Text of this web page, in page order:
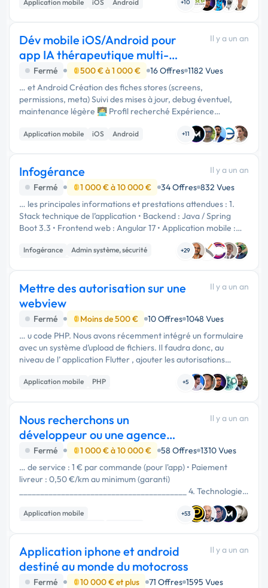
application …
Application mobile iOS Android +10
Dév mobile iOS/Android pour
app IA thérapeutique multi-
agents
Il y a un an
Fermé 500 € à 1 000 € 16 Offres 1182 Vues
… et Android Création des fiches stores (screens,
permissions, meta) Suivi des mises à jour, debug éventuel,
maintenance légère 🧑‍💻 Profil recherché Expérience
confirmée en développement mobile : soit React Native,
Flutter, ou autre techno …
Application mobile iOS Android +11
Infogérance
Il y a un an
Fermé
1 000 € à 10 000 € 34 Offres 832 Vues
… les principales informations et prestations attendues : 1.
Stack technique de l’application • Backend : Java / Spring
Boot 3.3 • Frontend web : Angular 17 • Application mobile :
Flutter 3.24 (mode hors-ligne inclus) • Base de données : …
Infogérance
Admin système, sécurité
+29
Mettre des autorisation sur une
webview
Il y a un an
Fermé Moins de 500 € 10 Offres 1048 Vues
… u code PHP. Nous avons récemment intégré un formulaire
avec un système d’upload de fichiers. Il faudra donc, au
niveau de l’ application Flutter , ajouter les autorisations
Application mobile
PHP
+5
Nous recherchons un
développeur ou une agence
pour créer "Faim de Loup
Il y a un an
Fermé 1 000 € à 10 000 € 58 Offres 1310 Vues
… de service : 1 € par commande (pour l'app) • Paiement
livreur : 0,50 €/km au minimum (garanti)
________________________________________ 4. Technologies
suggérées (proposition) • Frontend mobile : React Native ou
Flutter • Backend : Node.js …
Application mobile
+53
Application iphone et android
destiné au monde du motocross
Il y a un an
Fermé 10 000 € et plus 71 Offres 1595 Vues